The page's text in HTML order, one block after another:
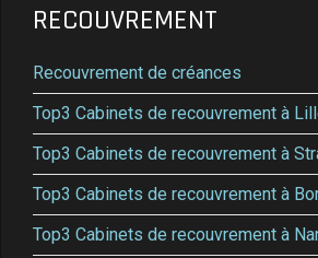
RECOUVREMENT
Recouvrement de créances
Top3 Cabinets de recouvrement à
Top3 Cabinets de recouvrement à
Top3 Cabinets de recouvrement à
Top3 Cabinets de recouvrement à